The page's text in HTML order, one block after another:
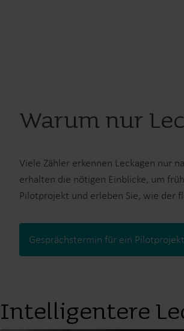
Warum nur
Viele Zähler erkennen Leckagen nur
erhalten die nötigen Einblicke, um
Pilotprojekt und erleben Sie, wie der
Gesprächstermin für ein
Intelligentere